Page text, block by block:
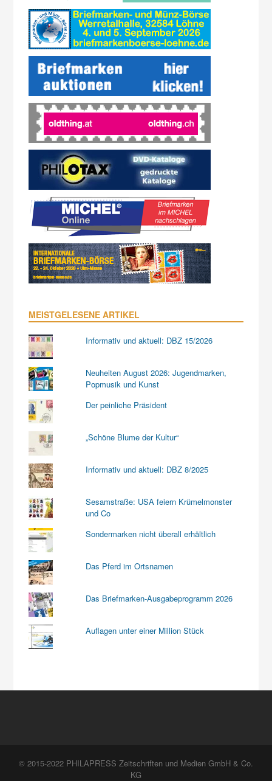
MEISTGELESENE ARTIKEL
Informativ und aktuell: DBZ 15/2026
Neuheiten August 2026: Jugendmarken,
Popmusik und Kunst
Der peinliche Präsident
„Schöne Blume der Kultur“
Informativ und aktuell: DBZ 8/2025
Sesamstraße: USA feiern Krümelmonster
und Co
Sondermarken nicht überall erhältlich
Das Pferd im Ortsnamen
Das Briefmarken-Ausgabeprogramm 2026
Auflagen unter einer Million Stück
© 2015-2022 PHILAPRESS Zeitschriften und Medien GmbH & Co.
KG